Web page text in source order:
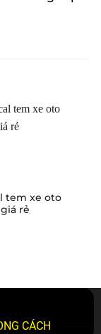
tem xe oto
rẻ
CÁCH